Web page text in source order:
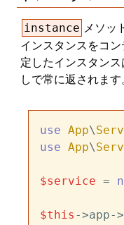
instance メソッ
インスタンスをコ
定したインスタン
しで常に返されます。
use App\
use App\
$service =
$this ->app->